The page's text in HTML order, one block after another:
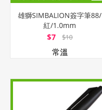
雄獅SIMBALION簽字筆88/
紅/1.0mm
$7 $10
常溫